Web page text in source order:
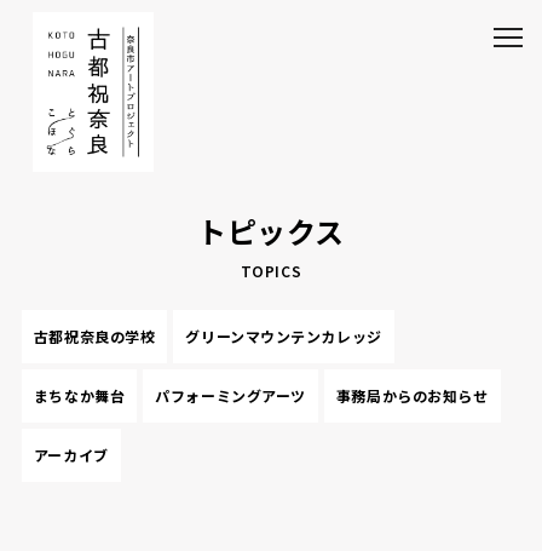
トピックス
TOPICS
古都祝奈良の学校 グリーンマウンテンカレッジ
まちなか舞台 パフォーミングアーツ 事務局からのお知らせ
アーカイブ